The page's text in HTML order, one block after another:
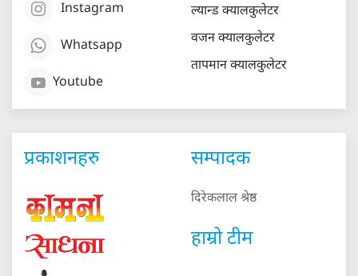
Instagram
Whatsapp
Youtube
ल्यान्ड क्यालकुलेटर
वजन क्यालकुलेटर
तापमान क्यालकुलेटर
प्रकाशनहरु सम्पादक
दिरेकलाल श्रेष्ठ
हाम्रो टीम